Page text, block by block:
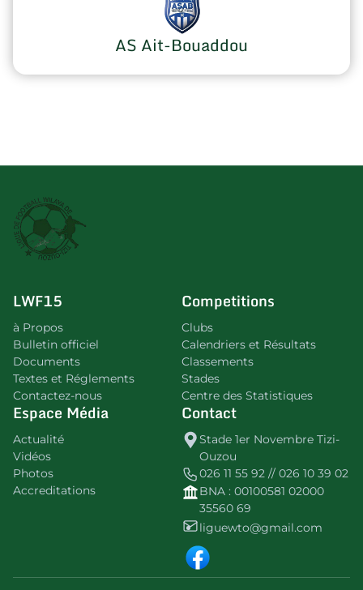
AS Ait-Bouaddou
LWF15
à Propos
Bulletin officiel
Documents
Textes et Réglements
Contactez-nous
Competitions
Clubs
Calendriers et Résultats
Classements
Stades
Centre des Statistiques
Espace Média
Actualité
Vidéos
Photos
Accreditations
Contact
Stade 1er Novembre Tizi-
Ouzou
026 11 55 92 // 026 10 39 02
BNA : 00100581 02000
35560 69
liguewto@gmail.com